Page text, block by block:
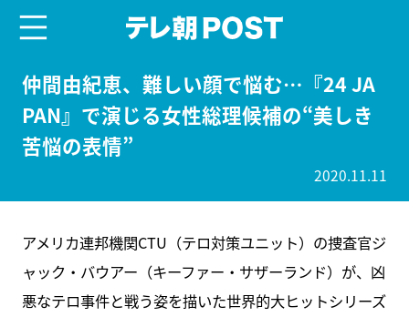
仲間由紀恵、難しい顔で悩む…『24 JA
PAN』で演じる女性総理候補の“美しき
苦悩の表情”
2020.11.11
アメリカ連邦機関CTU（テロ対策ユニット）の捜査官ジ
ャック・バウアー（キーファー・サザーランド）が、凶
悪なテロ事件と戦う姿を描いた世界的大ヒットシリーズ